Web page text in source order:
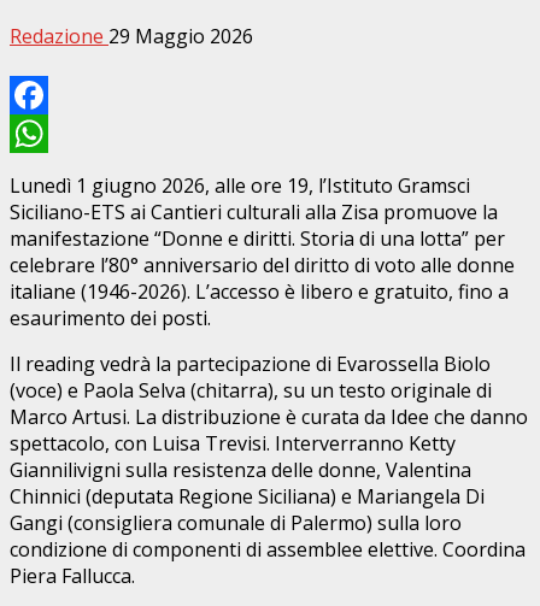
Redazione 29 Maggio 2026
Facebook
WhatsApp
Lunedì 1 giugno 2026, alle ore 19, l’Istituto Gramsci
Siciliano-ETS ai Cantieri culturali alla Zisa promuove la
manifestazione “Donne e diritti. Storia di una lotta” per
celebrare l’80° anniversario del diritto di voto alle donne
italiane (1946-2026). L’accesso è libero e gratuito, fino a
esaurimento dei posti.
Il reading vedrà la partecipazione di Evarossella Biolo
(voce) e Paola Selva (chitarra), su un testo originale di
Marco Artusi. La distribuzione è curata da Idee che danno
spettacolo, con Luisa Trevisi. Interverranno Ketty
Giannilivigni sulla resistenza delle donne, Valentina
Chinnici (deputata Regione Siciliana) e Mariangela Di
Gangi (consigliera comunale di Palermo) sulla loro
condizione di componenti di assemblee elettive. Coordina
Piera Fallucca.